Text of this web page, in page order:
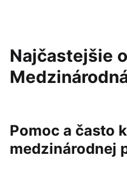
Najčastejšie
Pomoc a často
medzinárodnej